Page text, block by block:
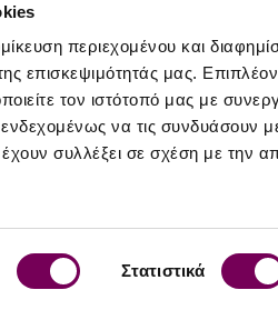
περιεχομένου και
επισκεψιμότητάς μας.
τον ιστότοπό μας με
ενδεχομένως να τις συνδυάσουν
έχουν συλλέξει σε σχέση με την
Στατιστικά
Συνεργάτες
Τροφοδοσία